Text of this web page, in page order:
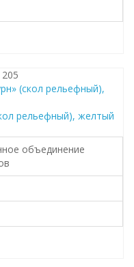
рельефный), желтый
объединение